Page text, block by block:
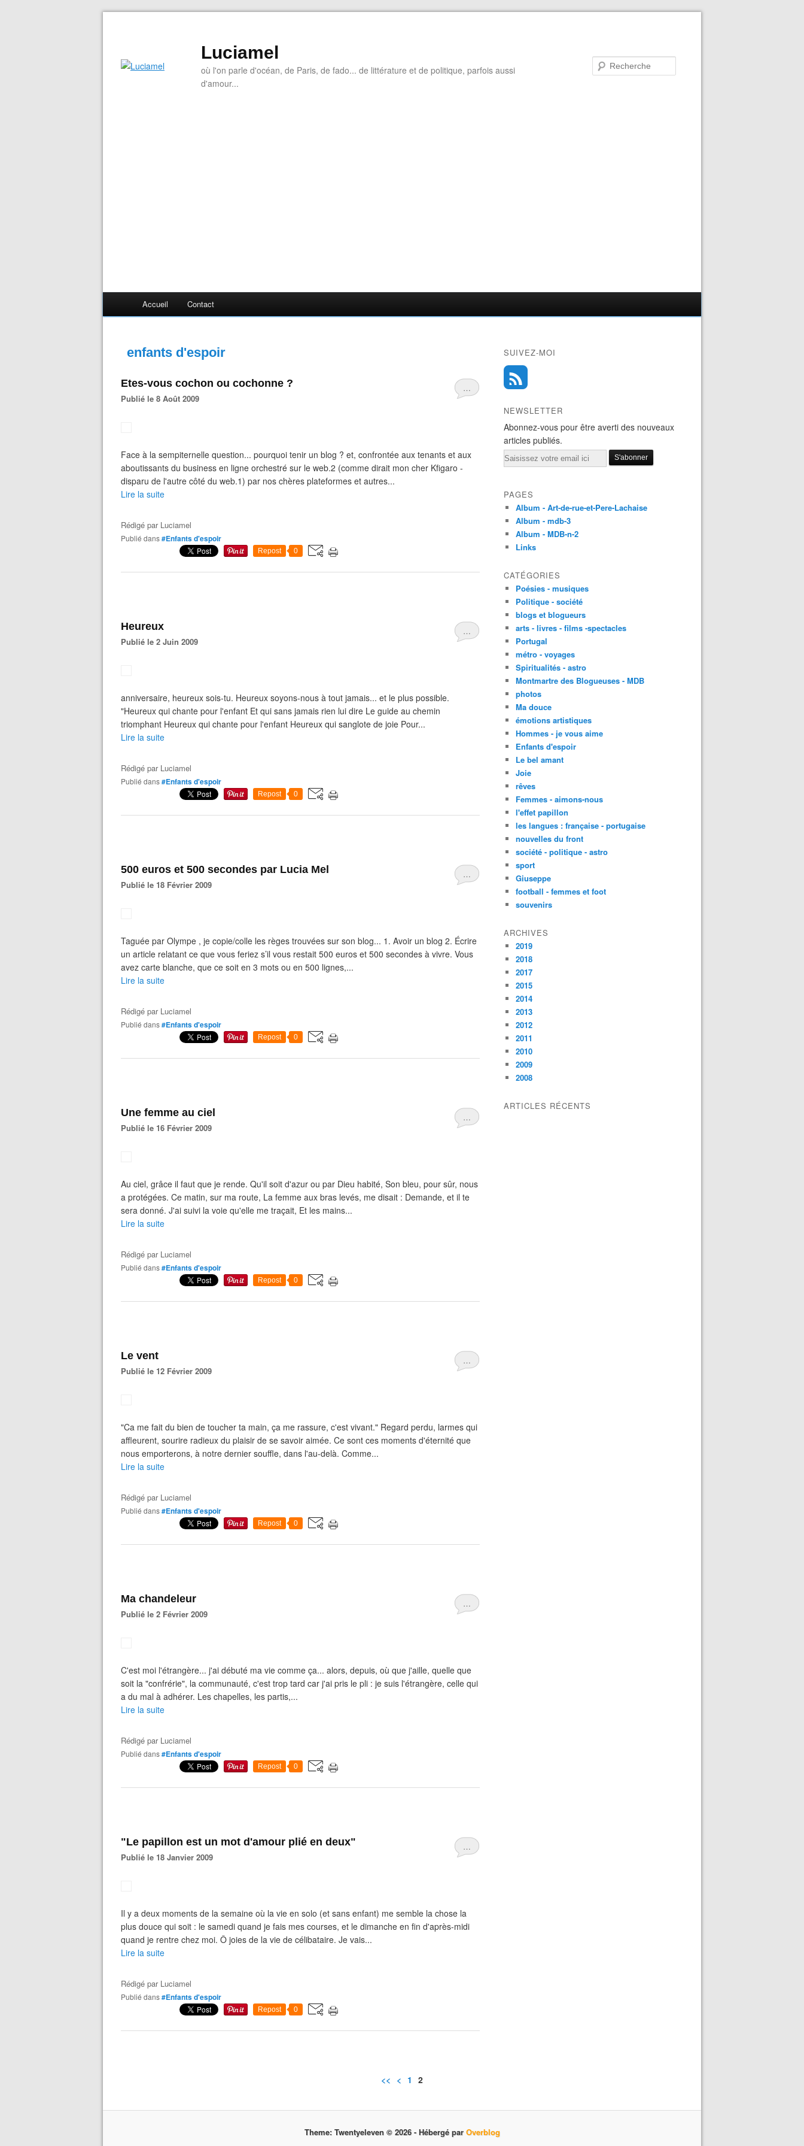
Luciamel
où l'on parle d'océan, de Paris, de fado... de littérature et de politique, parfois aussi
d'amour...
Accueil Contact
enfants d'espoir
…
Etes-vous cochon ou cochonne ?
Publié le 8 Août 2009
Face à la sempiternelle question... pourquoi tenir un blog ? et, confrontée aux tenants et aux
aboutissants du business en ligne orchestré sur le web.2 (comme dirait mon cher Kfigaro -
disparu de l'autre côté du web.1) par nos chères plateformes et autres...
Lire la suite
Rédigé par Luciamel
Publié dans#Enfants d'espoir
Repost 0
…
Heureux
Publié le 2 Juin 2009
anniversaire, heureux sois-tu. Heureux soyons-nous à tout jamais... et le plus possible.
"Heureux qui chante pour l'enfant Et qui sans jamais rien lui dire Le guide au chemin
triomphant Heureux qui chante pour l'enfant Heureux qui sanglote de joie Pour...
Lire la suite
Rédigé par Luciamel
Publié dans#Enfants d'espoir
Repost 0
…
500 euros et 500 secondes par Lucia Mel
Publié le 18 Février 2009
Taguée par Olympe , je copie/colle les règes trouvées sur son blog... 1. Avoir un blog 2. Écrire
un article relatant ce que vous feriez s’il vous restait 500 euros et 500 secondes à vivre. Vous
avez carte blanche, que ce soit en 3 mots ou en 500 lignes,...
Lire la suite
Rédigé par Luciamel
Publié dans#Enfants d'espoir
Repost 0
…
Une femme au ciel
Publié le 16 Février 2009
Au ciel, grâce il faut que je rende. Qu'il soit d'azur ou par Dieu habité, Son bleu, pour sûr, nous
a protégées. Ce matin, sur ma route, La femme aux bras levés, me disait : Demande, et il te
sera donné. J'ai suivi la voie qu'elle me traçait, Et les mains...
Lire la suite
Rédigé par Luciamel
Publié dans#Enfants d'espoir
Repost 0
…
Le vent
Publié le 12 Février 2009
"Ca me fait du bien de toucher ta main, ça me rassure, c'est vivant." Regard perdu, larmes qui
affleurent, sourire radieux du plaisir de se savoir aimée. Ce sont ces moments d'éternité que
nous emporterons, à notre dernier souffle, dans l'au-delà. Comme...
Lire la suite
Rédigé par Luciamel
Publié dans#Enfants d'espoir
Repost 0
…
Ma chandeleur
Publié le 2 Février 2009
C'est moi l'étrangère... j'ai débuté ma vie comme ça... alors, depuis, où que j'aille, quelle que
soit la "confrérie", la communauté, c'est trop tard car j'ai pris le pli : je suis l'étrangère, celle qui
a du mal à adhérer. Les chapelles, les partis,...
Lire la suite
Rédigé par Luciamel
Publié dans#Enfants d'espoir
Repost 0
…
"Le papillon est un mot d'amour plié en deux"
Publié le 18 Janvier 2009
Il y a deux moments de la semaine où la vie en solo (et sans enfant) me semble la chose la
plus douce qui soit : le samedi quand je fais mes courses, et le dimanche en fin d'après-midi
quand je rentre chez moi. Ô joies de la vie de célibataire. Je vais...
Lire la suite
Rédigé par Luciamel
Publié dans#Enfants d'espoir
Repost 0
SUIVEZ-MOI
NEWSLETTER
Abonnez-vous pour être averti des nouveaux
articles publiés.
Email
PAGES
Album - Art-de-rue-et-Pere-Lachaise
Album - mdb-3
Album - MDB-n-2
Links
CATÉGORIES
Poésies - musiques
Politique - société
blogs et blogueurs
arts - livres - films -spectacles
Portugal
métro - voyages
Spiritualités - astro
Montmartre des Blogueuses - MDB
photos
Ma douce
émotions artistiques
Hommes - je vous aime
Enfants d'espoir
Le bel amant
Joie
rêves
Femmes - aimons-nous
l'effet papillon
les langues : française - portugaise
nouvelles du front
société - politique - astro
sport
Giuseppe
football - femmes et foot
souvenirs
ARCHIVES
2019
2018
2017
2015
2014
2013
2012
2011
2010
2009
2008
ARTICLES RÉCENTS
<< < 1 2
Theme: Twentyeleven © 2026 - Hébergé par Overblog